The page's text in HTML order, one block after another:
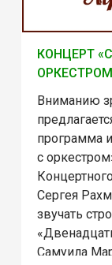
КОНЦЕРТ
Вниманию
программа
с
Сергея
звучать
Самуила